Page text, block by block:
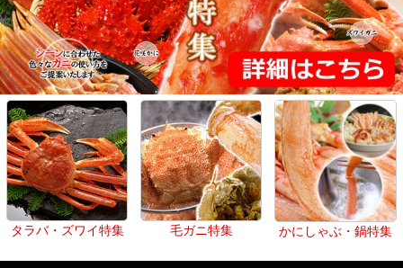
タラバ・ズワイ特集 毛ガニ特集 かにしゃぶ・鍋特集